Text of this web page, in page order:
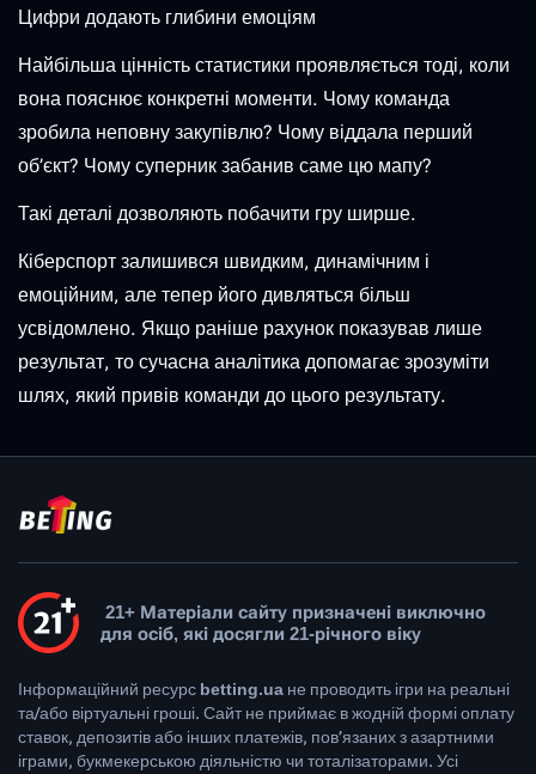
Цифри додають глибини емоціям
Найбільша цінність статистики проявляється тоді, коли
вона пояснює конкретні моменти. Чому команда
зробила неповну закупівлю? Чому віддала перший
об’єкт? Чому суперник забанив саме цю мапу?
Такі деталі дозволяють побачити гру ширше.
Кіберспорт залишився швидким, динамічним і
емоційним, але тепер його дивляться більш
усвідомлено. Якщо раніше рахунок показував лише
результат, то сучасна аналітика допомагає зрозуміти
шлях, який привів команди до цього результату.
21+ Матеріали сайту призначені виключно
для осіб, які досягли 21-річного віку
Інформаційний ресурс betting.ua не проводить ігри на реальні
та/або віртуальні гроші. Сайт не приймає в жодній формі оплату
ставок, депозитів або інших платежів, пов’язаних з азартними
іграми, букмекерською діяльністю чи тоталізаторами. Усі